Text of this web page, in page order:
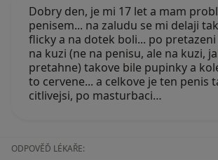
Dobry den, je mi 17 let a mam
penisem... na zaludu se mi delaji
flicky a na dotek boli... po
na kuzi (ne na penisu, ale na kuzi,
pretahne) takove bile pupinky a
to cervene... a celkove je ten penis
citlivejsi, po masturbaci…
ODPOVĚĎ LÉKAŘE: